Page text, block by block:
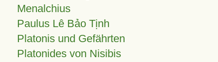
Menalchius
Paulus Lê Bảo Tịnh
Platonis und Gefährten
Platonides von Nisibis